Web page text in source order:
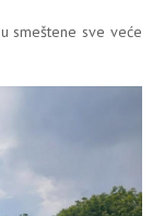
smeštene sve veće